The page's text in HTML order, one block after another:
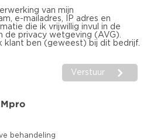
van mijn
e-mailadres, IP adres en
die ik vrijwillig invul in de
de privacy wetgeving (AVG).
klant ben (geweest) bij dit bedrijf.
Verstuur